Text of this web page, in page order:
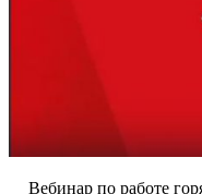
Вебинар по работе